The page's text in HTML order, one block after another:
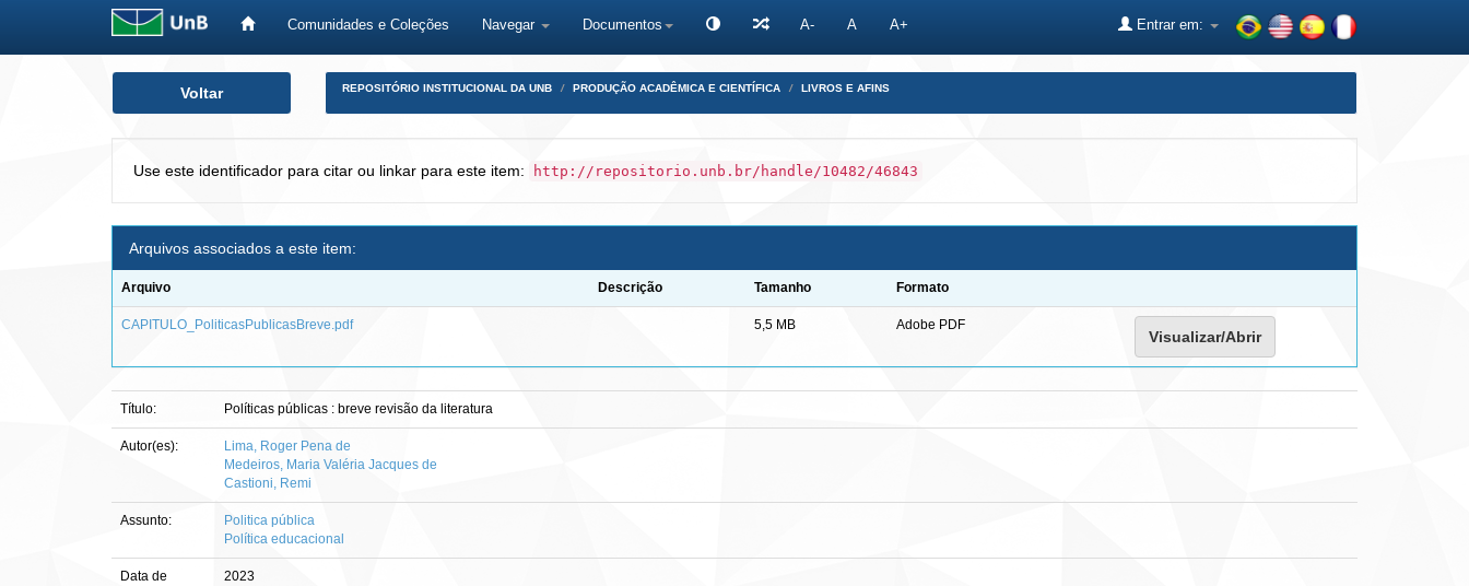
Comunidades e Coleções Navegar Documentos A- A A+ Entrar em:
Voltar REPOSITÓRIO INSTITUCIONAL DA UNB PRODUÇÃO ACADÊMICA E CIENTÍFICA LIVROS E AFINS
Use este identificador para citar ou linkar para este item: http://repositorio.unb.br/handle/10482/46843
Arquivos associados a este item:
Arquivo Descrição Tamanho Formato
CAPITULO_PoliticasPublicasBreve.pdf 5,5 MB Adobe PDF
Visualizar/Abrir
Título: Políticas públicas : breve revisão da literatura
Autor(es):
Lima, Roger Pena de
Medeiros, Maria Valéria Jacques de
Castioni, Remi
Assunto:
Politica pública
Política educacional
Data de
2023